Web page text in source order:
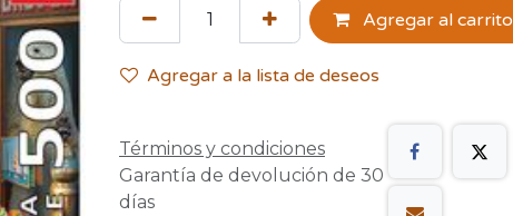
Agregar al carrito
Agregar a la lista de deseos
Términos y condiciones
Garantía de devolución de 30
días